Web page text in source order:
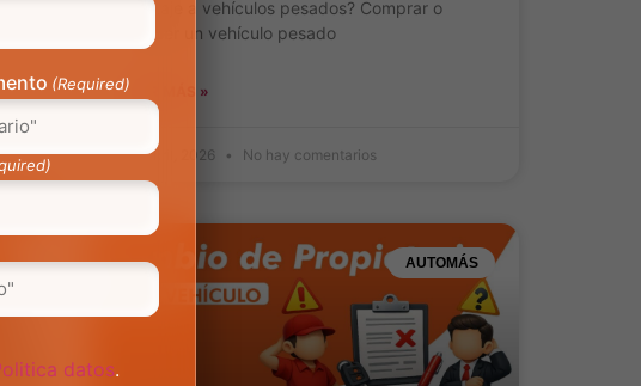
peritaje a vehículos pesados? Comprar o
vender un vehículo pesado
LEER MÁS »
22 abril, 2026 No hay comentarios
AUTOMÁS
(Required)
datos.